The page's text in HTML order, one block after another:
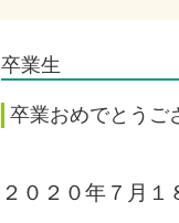
卒業生
卒業おめでとうご
２０２０年７月１